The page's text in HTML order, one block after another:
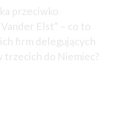
przeciwko
Elst” – co to
firm delegujących
do Niemiec?